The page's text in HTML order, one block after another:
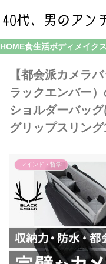
HOME食生活ボディメイク
【都会派カメラ
ラックエンバー
ショルダーバッ
グリップスリン
マインド・哲学